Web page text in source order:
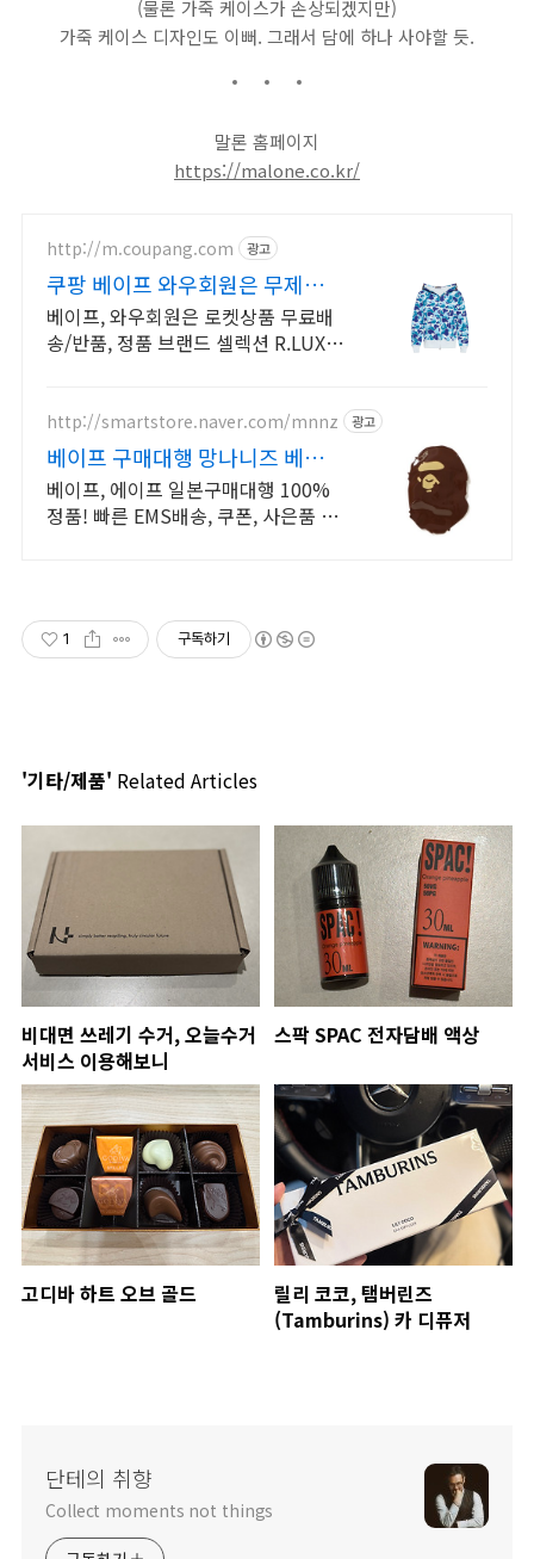
(물론 가죽 케이스가 손상되겠지만)
가죽 케이스 디자인도 이뻐. 그래서 담에 하나 사야할 듯.
말론 홈페이지
https://malone.co.kr/
http://m.coupang.com 광고
쿠팡 베이프 와우회원은 무제한
무료배송
베이프, 와우회원은 로켓상품 무료배
송/반품, 정품 브랜드 셀렉션 R.LUX
http://smartstore.naver.com/mnnz 광고
베이프 구매대행 망나니즈 베이프
구매대행
베이프, 에이프 일본구매대행 100%
정품! 빠른 EMS배송, 쿠폰, 사은품 증
1 구독하기
'기타/제품' Related Articles
비대면 쓰레기 수거, 오늘수거
서비스 이용해보니
스팍 SPAC 전자담배 액상
고디바 하트 오브 골드
릴리 코코, 탬버린즈
(Tamburins) 카 디퓨저
단테의 취향
Collect moments not things